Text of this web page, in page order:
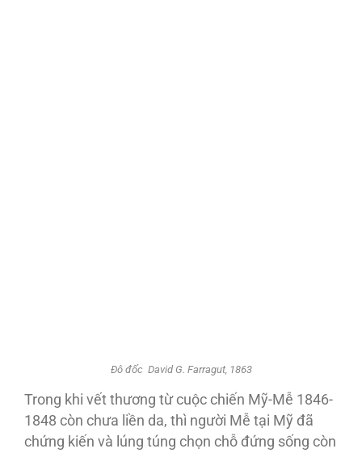
Đô đốc David G. Farragut, 1863
Trong khi vết thương từ cuộc chiến Mỹ-Mễ 1846-
1848 còn chưa liền da, thì người Mễ tại Mỹ đã
chứng kiến và lúng túng chọn chỗ đứng sống còn